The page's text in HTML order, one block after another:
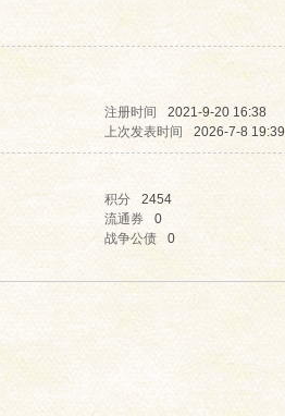
注册时间 2021-9-20 16:38
上次发表时间 2026-7-8 19:39
积分 2454
流通券 0
战争公债 0